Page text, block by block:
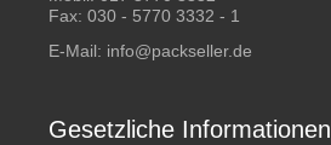
Fax: 030 - 5770 3332 - 1
E-Mail: info@packseller.de
Gesetzliche Informationen